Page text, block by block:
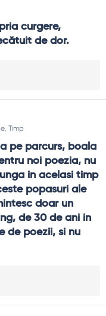
sensuri.
un vers pereche.
vor schimba odată
tine: un ritm clar, o
stridență. Dacă
viața zilnică?
saluturi, discursuri
când îl legi de un
imagini, rescrie un
curgere,
de dor.
, Timp
pe parcurs, boala
noi poezia, nu
in acelasi timp
popasuri ale
doar un
de 30 de ani in
de poezii, si nu